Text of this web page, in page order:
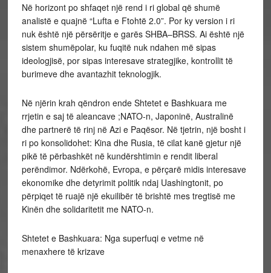
Në horizont po shfaqet një rend i ri global që shumë
analistë e quajnë “Lufta e Ftohtë 2.0”. Por ky version i ri
nuk është një përsëritje e garës SHBA–BRSS. Ai është një
sistem shumëpolar, ku fuqitë nuk ndahen më sipas
ideologjisë, por sipas interesave strategjike, kontrollit të
burimeve dhe avantazhit teknologjik.
Në njërin krah qëndron ende Shtetet e Bashkuara me
rrjetin e saj të aleancave ;NATO-n, Japoninë, Australinë
dhe partnerë të rinj në Azi e Paqësor. Në tjetrin, një bosht i
ri po konsolidohet: Kina dhe Rusia, të cilat kanë gjetur një
pikë të përbashkët në kundërshtimin e rendit liberal
perëndimor. Ndërkohë, Evropa, e përçarë midis interesave
ekonomike dhe detyrimit politik ndaj Uashingtonit, po
përpiqet të ruajë një ekuilibër të brishtë mes tregtisë me
Kinën dhe solidaritetit me NATO-n.
Shtetet e Bashkuara: Nga superfuqi e vetme në
menaxhere të krizave